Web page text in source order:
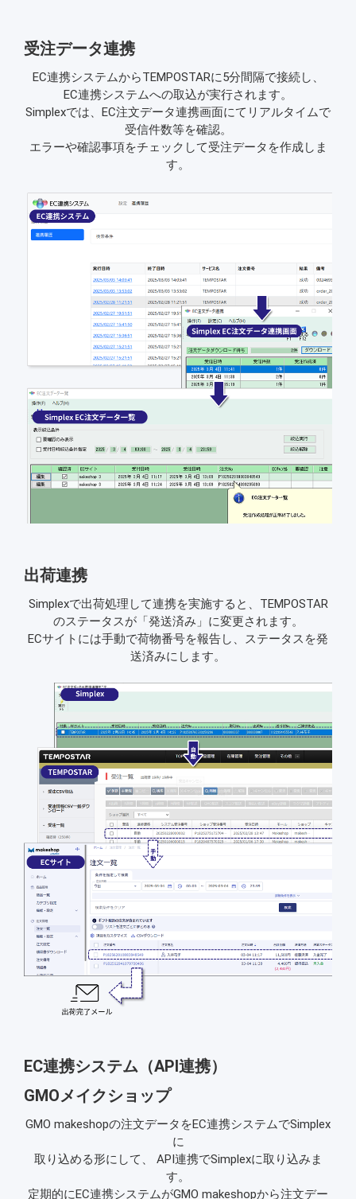
受注データ連携
EC連携システムからTEMPOSTARに5分間隔で接続し、
EC連携システムへの取込が実行されます。
Simplexでは、EC注文データ連携画面にてリアルタイムで
受信件数等を確認。
エラーや確認事項をチェックして受注データを作成しま
す。
出荷連携
Simplexで出荷処理して連携を実施すると、TEMPOSTAR
のステータスが「発送済み」に変更されます。
ECサイトには手動で荷物番号を報告し、ステータスを発
送済みにします。
EC連携システム（API連携）
GMOメイクショップ
GMO makeshopの注文データをEC連携システムでSimplex
に
取り込める形にして、 API連携でSimplexに取り込みま
す。
定期的にEC連携システムがGMO makeshopから注文デー